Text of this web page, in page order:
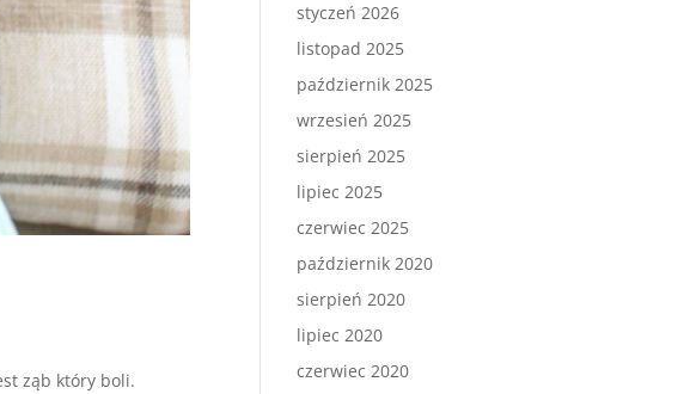
ząb który boli.
styczeń 2026
listopad 2025
październik 2025
wrzesień 2025
sierpień 2025
lipiec 2025
czerwiec 2025
październik 2020
sierpień 2020
lipiec 2020
czerwiec 2020